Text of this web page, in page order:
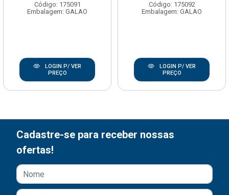
Código: 175091
Embalagem: GALAO
LOGIN P/ VER
PREÇO
Código: 175092
Embalagem: GALAO
LOGIN P/ VER
PREÇO
Cadastre-se para receber nossas
ofertas!